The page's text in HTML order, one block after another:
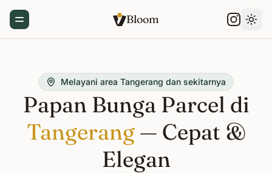
Toggle Menu Bloom
Melayani area Tangerang dan sekitarnya
Papan Bunga Parcel di
Tangerang— Cepat &
Elegan